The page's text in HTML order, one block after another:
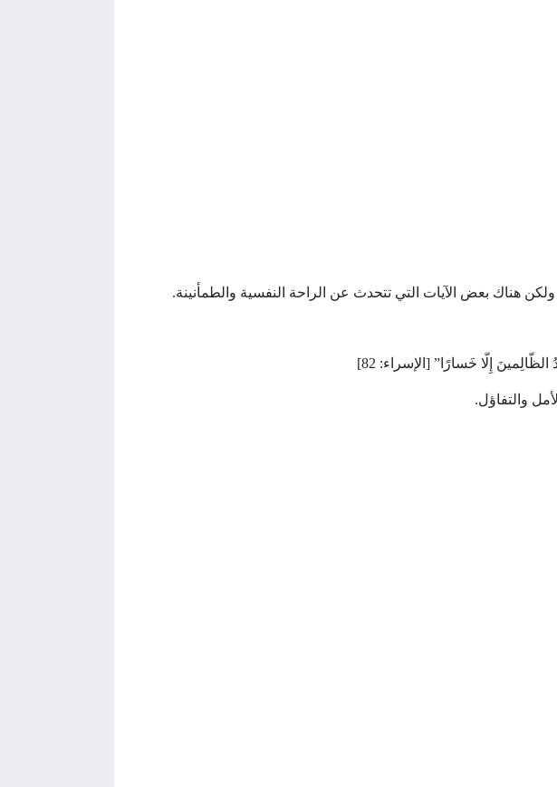
هناك بعض الآيات التي تتحدث عن الراحة النفسية والطمأنينة.
إِلّا خَسارًا” [الإسراء: 82]
والتفاؤل.